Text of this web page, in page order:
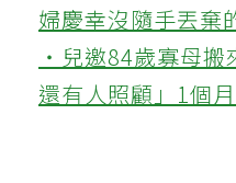
婦慶幸沒隨手丟棄
‧兒邀84歲寡母搬
還有人照顧」1個